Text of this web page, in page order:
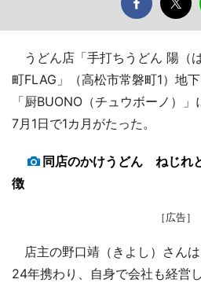
うどん店「手打ちうどん 陽（
町FLAG」（高松市常磐町1）地
「厨BUONO（チュウボーノ）
7月1日で1カ月がたった。
同店のかけうどん ねじれ
徴
［広告］
店主の野口靖（きよし）さん
24年携わり、自身で会社も経営